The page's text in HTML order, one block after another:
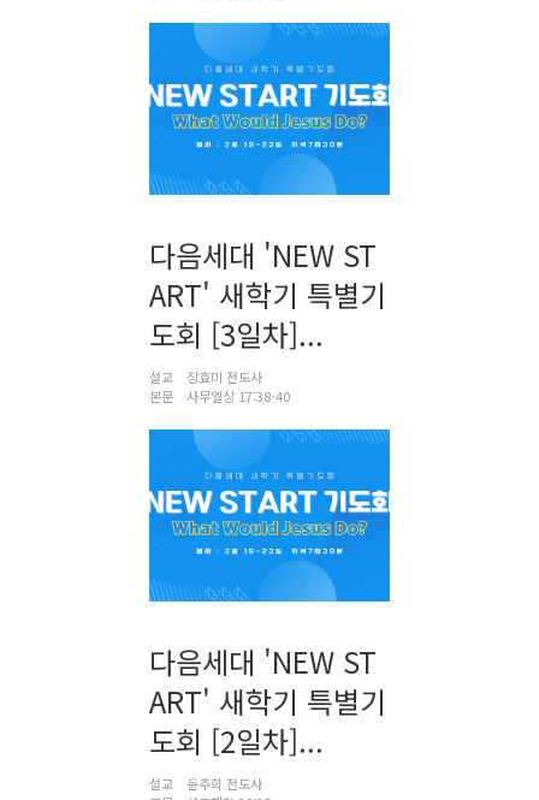
다음세대 'NEW ST
ART' 새학기 특별기
도회 [3일차]...
설교
장효미 전도사
본문
사무엘상 17:38-40
다음세대 'NEW ST
ART' 새학기 특별기
도회 [2일차]...
설교
윤주희 전도사